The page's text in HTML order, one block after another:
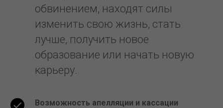
обвинением, находят силы
изменить свою жизнь, стать
лучше, получить новое
образование или начать новую
карьеру.
Возможность апелляции и кассации